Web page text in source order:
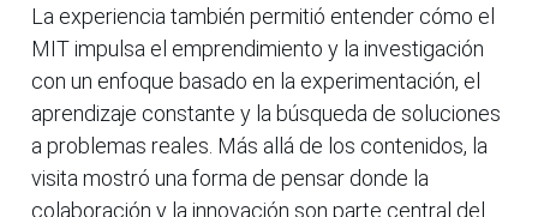
La experiencia también permitió entender cómo el
MIT impulsa el emprendimiento y la investigación
con un enfoque basado en la experimentación, el
aprendizaje constante y la búsqueda de soluciones
a problemas reales. Más allá de los contenidos, la
visita mostró una forma de pensar donde la
colaboración y la innovación son parte central del